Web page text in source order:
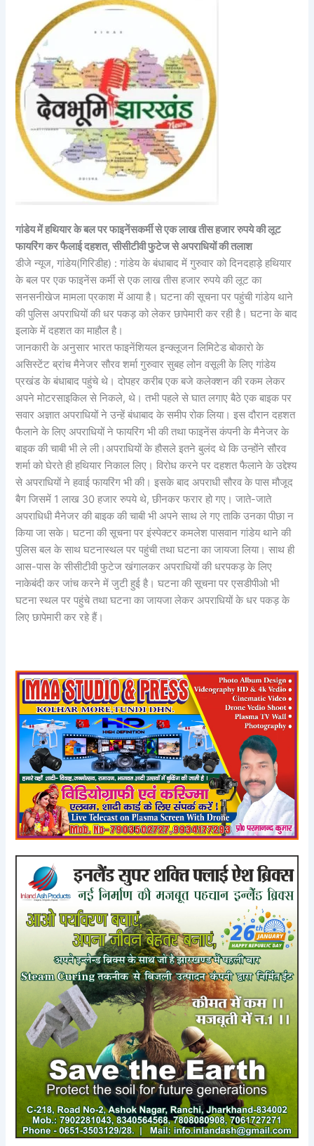
गांडेय में हथियार के बल पर फाइनेंसकर्मी से एक लाख तीस हजार रुपये की लूट
फायरिंग कर फैलाई दहशत, सीसीटीवी फुटेज से अपराधियों की तलाश
डीजे न्यूज, गांडेय(गिरिडीह) : गांडेय के बंधाबाद में गुरुवार को दिनदहाड़े हथियार
के बल पर एक फाइनेंस कर्मी से एक लाख तीस हजार रुपये की लूट का
सनसनीखेज मामला प्रकाश में आया है। घटना की सूचना पर पहुंची गांडेय थाने
की पुलिस अपराधियों की धर पकड़ को लेकर छापेमारी कर रही है। घटना के बाद
इलाके में दहशत का माहौल है।
जानकारी के अनुसार भारत फाइनेंशियल इन्क्लूजन लिमिटेड बोकारो के
असिस्टेंट ब्रांच मैनेजर सौरव शर्मा गुरुवार सुबह लोन वसूली के लिए गांडेय
प्रखंड के बंधाबाद पहुंचे थे। दोपहर करीब एक बजे कलेक्शन की रकम लेकर
अपने मोटरसाइकिल से निकले, थे। तभी पहले से घात लगाए बैठे एक बाइक पर
सवार अज्ञात अपराधियों ने उन्हें बंधाबाद के समीप रोक लिया। इस दौरान दहशत
फैलाने के लिए अपराधियों ने फायरिंग भी की तथा फाइनेंस कंपनी के मैनेजर के
बाइक की चाबी भी ले ली।अपराधियों के हौसले इतने बुलंद थे कि उन्होंने सौरव
शर्मा को घेरते ही हथियार निकाल लिए। विरोध करने पर दहशत फैलाने के उद्देश्य
से अपराधियों ने हवाई फायरिंग भी की। इसके बाद अपराधी सौरव के पास मौजूद
बैग जिसमें 1 लाख 30 हजार रुपये थे, छीनकर फरार हो गए। जाते-जाते
अपराधिधी मैनेजर की बाइक की चाबी भी अपने साथ ले गए ताकि उनका पीछा न
किया जा सके। घटना की सूचना पर इंस्पेक्टर कमलेश पासवान गांडेय थाने की
पुलिस बल के साथ घटनास्थल पर पहुंची तथा घटना का जायजा लिया। साथ ही
आस-पास के सीसीटीवी फुटेज खंगालकर अपराधियों की धरपकड़ के लिए
नाकेबंदी कर जांच करने में जुटी हुई है। घटना की सूचना पर एसडीपीओ भी
घटना स्थल पर पहुंचे तथा घटना का जायजा लेकर अपराधियों के धर पकड़ के
लिए छापेमारी कर रहे हैं।